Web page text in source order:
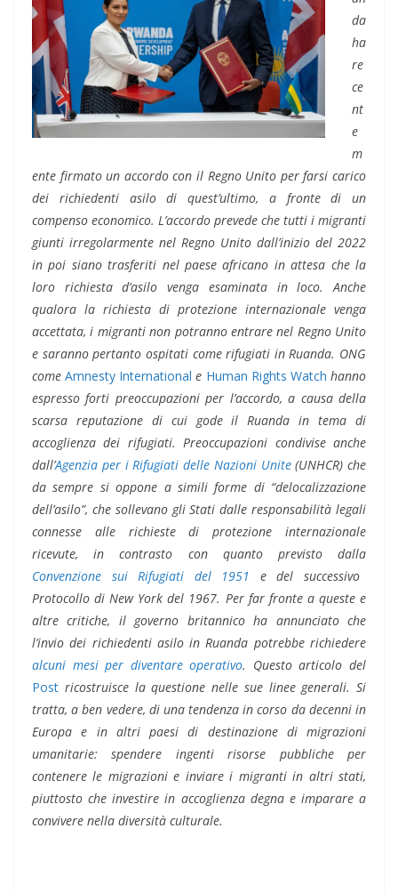
da
ha
re
ce
nt
e
m
ente firmato un accordo con il Regno Unito per farsi carico
dei richiedenti asilo di quest’ultimo, a fronte di un
compenso economico. L’accordo prevede che tutti i migranti
giunti irregolarmente nel Regno Unito dall’inizio del 2022
in poi siano trasferiti nel paese africano in attesa che la
loro richiesta d’asilo venga esaminata in loco. Anche
qualora la richiesta di protezione internazionale venga
accettata, i migranti non potranno entrare nel Regno Unito
e saranno pertanto ospitati come rifugiati in Ruanda. ONG
comeAmnesty International e Human Rights Watch hanno
espresso forti preoccupazioni per l’accordo, a causa della
scarsa reputazione di cui gode il Ruanda in tema di
accoglienza dei rifugiati. Preoccupazioni condivise anche
dall’Agenzia per i Rifugiati delle Nazioni Unite(UNHCR) che
da sempre si oppone a simili forme di “delocalizzazione
dell’asilo”, che sollevano gli Stati dalle responsabilità legali
connesse alle richieste di protezione internazionale
ricevute, in contrasto con quanto previsto dalla
Convenzione sui Rifugiati del 1951
e del successivo
Protocollo di New York del 1967. Per far fronte a queste e
altre critiche, il governo britannico ha annunciato che
l’invio dei richiedenti asilo in Ruanda potrebbe richiedere
alcuni mesi per diventare operativo. Questo articolo del
Post ricostruisce la questione nelle sue linee generali. Si
tratta, a ben vedere, di una tendenza in corso da decenni in
Europa e in altri paesi di destinazione di migrazioni
umanitarie: spendere ingenti risorse pubbliche per
contenere le migrazioni e inviare i migranti in altri stati,
piuttosto che investire in accoglienza degna e imparare a
convivere nella diversità culturale.